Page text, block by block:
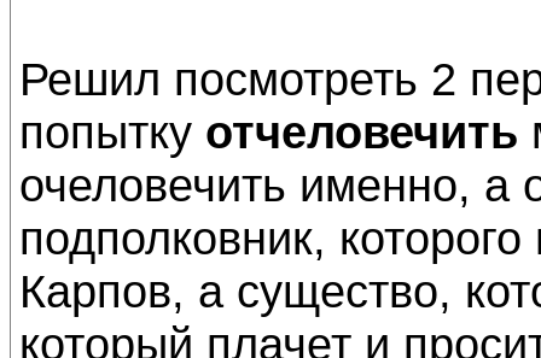
Решил посмотреть 2
попытку отчеловечить
очеловечить именно, а
подполковник,
Карпов, а существо,
который плачет и